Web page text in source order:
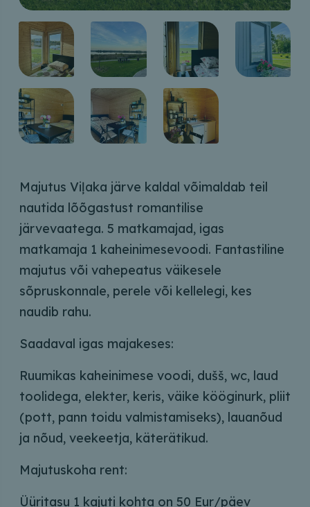
Majutus Viļaka järve kaldal võimaldab teil
nautida lõõgastust romantilise
järvevaatega. 5 matkamajad, igas
matkamaja 1 kaheinimesevoodi. Fantastiline
majutus või vahepeatus väikesele
sõpruskonnale, perele või kellelegi, kes
naudib rahu.
Saadaval igas majakeses:
Ruumikas kaheinimese voodi, dušš, wc, laud
toolidega, elekter, keris, väike kööginurk, pliit
(pott, pann toidu valmistamiseks), lauanõud
ja nõud, veekeetja, käterätikud.
Majutuskoha rent:
Üüritasu 1 kajuti kohta on 50 Eur/päev